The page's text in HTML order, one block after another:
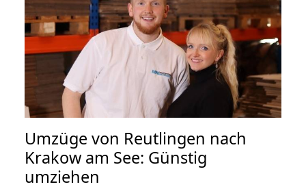
Umzüge von Reutlingen nach
Krakow am See: Günstig
umziehen